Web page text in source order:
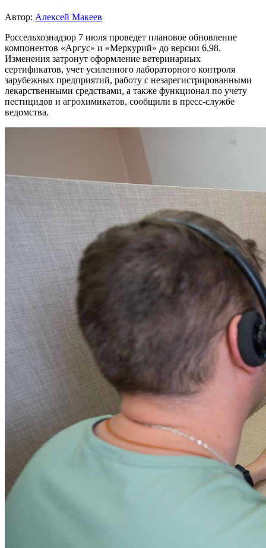
Автор: Алексей Макеев
Россельхознадзор 7 июля проведет плановое обновление
компонентов «Аргус» и «Меркурий» до версии 6.98.
Изменения затронут оформление ветеринарных
сертификатов, учет усиленного лабораторного контроля
зарубежных предприятий, работу с незарегистрированными
лекарственными средствами, а также функционал по учету
пестицидов и агрохимикатов, сообщили в пресс-службе
ведомства.